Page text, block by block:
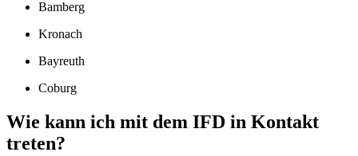
Bamberg
Kronach
Bayreuth
Coburg
Wie kann ich mit dem IFD in Kontakt
treten?